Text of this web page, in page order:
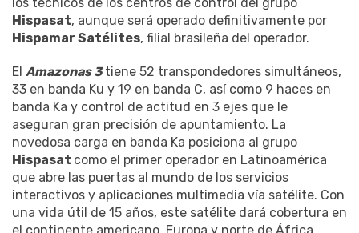
Hispasat, aunque será operado definitivamente por
Hispamar Satélites, filial brasileña del operador.
El Amazonas 3tiene 52 transpondedores simultáneos,
33 en banda Ku y 19 en banda C, así como 9 haces en
banda Ka y control de actitud en 3 ejes que le
aseguran gran precisión de apuntamiento. La
novedosa carga en banda Ka posiciona al grupo
Hispasat como el primer operador en Latinoamérica
que abre las puertas al mundo de los servicios
interactivos y aplicaciones multimedia vía satélite. Con
una vida útil de 15 años, este satélite dará cobertura en
el continente americano, Europa y norte de África